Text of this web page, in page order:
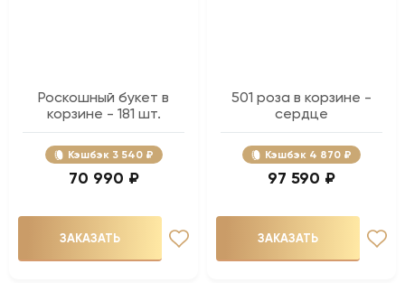
Роскошный букет в
корзине - 181 шт.
Кэшбэк 3 540 ₽
70 990 ₽
ЗАКАЗАТЬ
501 роза в корзине -
сердце
Кэшбэк 4 870 ₽
97 590 ₽
ЗАКАЗАТЬ